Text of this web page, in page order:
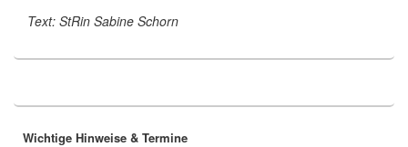
Text: StRin Sabine Schorn
Widget
Area
Wichtige Hinweise & Termine